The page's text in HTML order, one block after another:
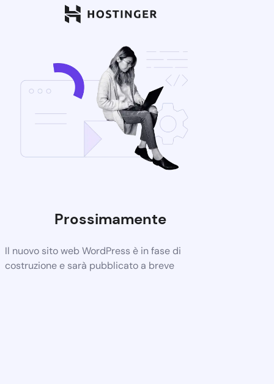
Prossimamente
Il nuovo sito web WordPress è in fase di
costruzione e sarà pubblicato a breve